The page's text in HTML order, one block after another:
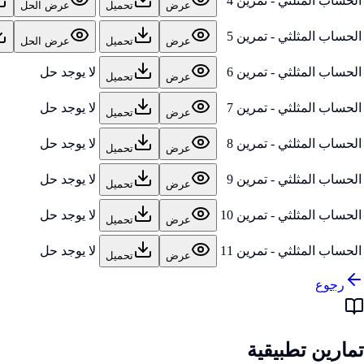
عرض تحميل عرض الحل
الحساب المثلثي - تمرين 5 عرض تحميل عرض الحل
الحساب المثلثي - تمرين 6 عرض تحميل لا يوجد حل
الحساب المثلثي - تمرين 7 عرض تحميل لا يوجد حل
الحساب المثلثي - تمرين 8 عرض تحميل لا يوجد حل
الحساب المثلثي - تمرين 9 عرض تحميل لا يوجد حل
الحساب المثلثي - تمرين 10 عرض تحميل لا يوجد حل
الحساب المثلثي - تمرين 11 عرض تحميل لا يوجد حل
رجوع
تمارين تطبيقية